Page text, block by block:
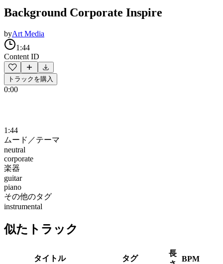
Background Corporate Inspire
byArt Media
1:44
Content ID
トラックを購入
0:00
1:44
ムード／テーマ
neutral
corporate
楽器
guitar
piano
その他のタグ
instrumental
似たトラック
タイトル タグ
長
BPM